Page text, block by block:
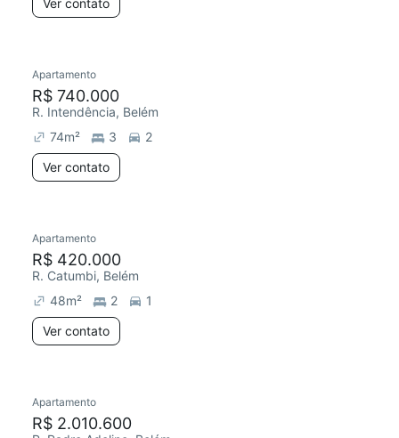
Ver contato
Apartamento
R$ 740.000
R. Intendência, Belém
74m² 3
2
Ver contato
Apartamento
R$ 420.000
R. Catumbi, Belém
48m² 2
1
Ver contato
Apartamento
R$ 2.010.600